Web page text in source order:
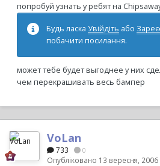
попробуй узнать у ребят на
Будь ласка Увійдіть або
побачити посилання.
может тебе будет выгоднее у них
чем перекрашивать весь бампер
VoLan
733 0
Опубліковано 13 вересня, 2006